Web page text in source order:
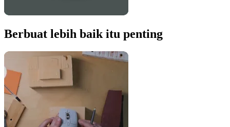
Berbuat lebih baik itu penting